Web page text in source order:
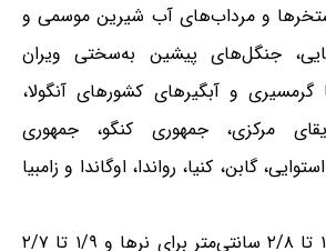
و مرداب‌های آب شیرین موسمی و
جنگل‌های پیشین به‌سختی ویران
و آبگیرهای کشورهای آنگولا،
مرکزی، جمهوری کنگو، جمهوری
گابن، کنیا، رواندا، اوگاندا و زامبیا
بدن به درازای ۱/۹ تا ۲/۸ سانتی‌متر برای نرها و ۱/۹ تا ۲/۷